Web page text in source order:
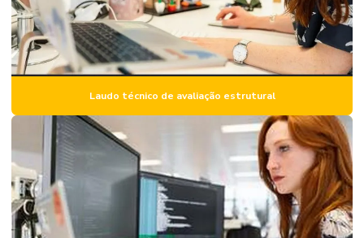
Empresa de laudo estrutural
Empresa de perícia de engenharia
Empresa de vistoria de imóvel
Engenharia de avaliação imóveis e perícia
Inspeção estrutural
Inspeção estrutural predial
Inspeção de imóvel
Laudo técnico de avaliação estrutural